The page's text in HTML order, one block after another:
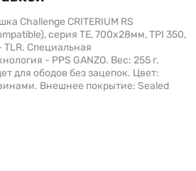
Challenge CRITERIUM RS
серия TE, 700х28мм, TPI 350,
Специальная
- PPS GANZO. Вес: 255 г.
для ободов без зацепок. Цвет:
Внешнее покрытие: Sealed